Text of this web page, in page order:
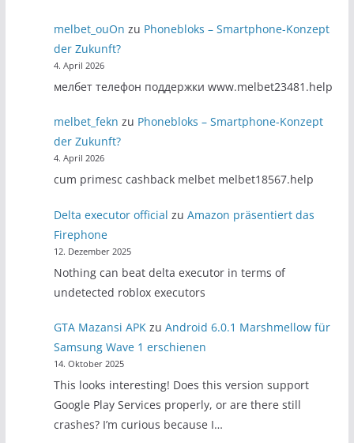
melbet_ouOn zu Phonebloks – Smartphone-Konzept
der Zukunft?
4. April 2026
мелбет телефон поддержки www.melbet23481.help
melbet_fekn zu Phonebloks – Smartphone-Konzept
der Zukunft?
4. April 2026
cum primesc cashback melbet melbet18567.help
Delta executor official zuAmazon präsentiert das
Firephone
12. Dezember 2025
Nothing can beat delta executor in terms of
undetected roblox executors
GTA Mazansi APK zuAndroid 6.0.1 Marshmellow für
Samsung Wave 1 erschienen
14. Oktober 2025
This looks interesting! Does this version support
Google Play Services properly, or are there still
crashes? I’m curious because I…